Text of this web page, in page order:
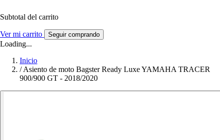
Subtotal del carrito
Ver mi carrito Seguir comprando
Loading...
Inicio
/ Asiento de moto Bagster Ready Luxe YAMAHA TRACER
900/900 GT - 2018/2020